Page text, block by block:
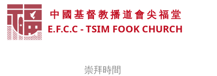
中 國 基 督 教 播 道 會 尖 福 堂
E.F.C.C - TSIM FOOK CHURCH
崇拜時間